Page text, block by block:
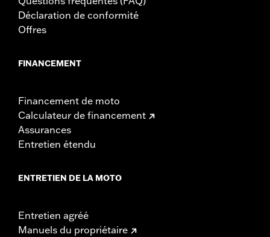
Déclaration de conformité
Offres
FINANCEMENT
Financement de moto
Calculateur de financement
Assurances
Entretien étendu
ENTRETIEN DE LA MOTO
Entretien agréé
Manuels du propriétaire